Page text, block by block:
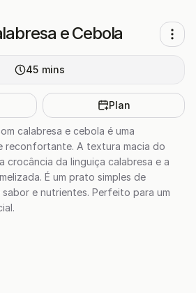
e Cebola
45 mins
Plan
calabresa e cebola é uma
reconfortante. A textura macia do
crocância da linguiça calabresa e a
É um prato simples de
e nutrientes. Perfeito para um